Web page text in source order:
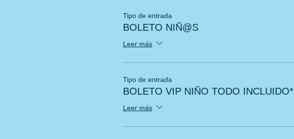
Tipo de entrada
BOLETO NIÑ@S
Leer más
Tipo de entrada
BOLETO VIP NIÑO TODO INCLUIDO*
Leer más